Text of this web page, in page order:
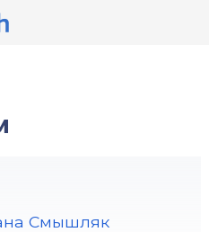
психологические тесты
Смышляк